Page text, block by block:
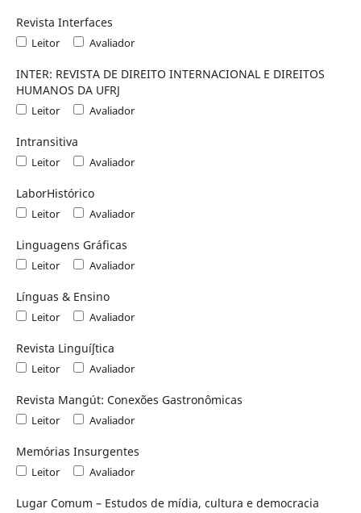
Revista Interfaces
Leitor Avaliador
INTER: REVISTA DE DIREITO INTERNACIONAL E DIREITOS
HUMANOS DA UFRJ
Leitor Avaliador
Intransitiva
Leitor Avaliador
LaborHistórico
Leitor Avaliador
Linguagens Gráficas
Leitor Avaliador
Línguas & Ensino
Leitor Avaliador
Revista Linguíʃtica
Leitor Avaliador
Revista Mangút: Conexões Gastronômicas
Leitor Avaliador
Memórias Insurgentes
Leitor Avaliador
Lugar Comum – Estudos de mídia, cultura e democracia